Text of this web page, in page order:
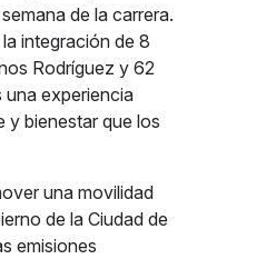
de la carrera.
integración de 8
Rodríguez y 62
una experiencia
y bienestar que los
una movilidad
de la Ciudad de
emisiones